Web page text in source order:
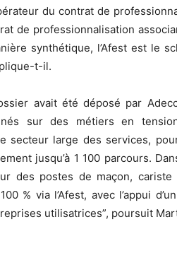
du contrat de
de professionnalisation
synthétique, l’Afest est le
t-il.
avait été déposé par
sur des métiers en
secteur large des services,
jusqu’à 1 100 parcours.
des postes de maçon,
100 % via l’Afest, avec l’appui
utilisatrices”, poursuit